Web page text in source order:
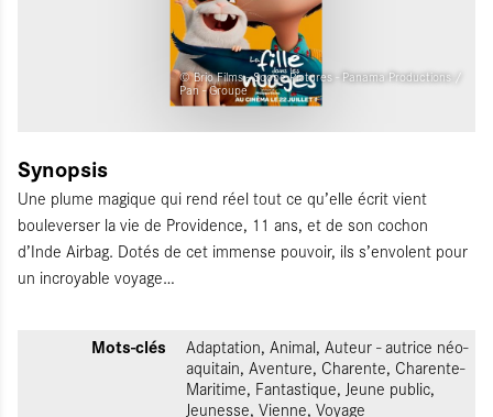
© Brio Films - Scope Pictures - Panama Productions /
Pan - Groupe
Synopsis
Une plume magique qui rend réel tout ce qu’elle écrit vient
bouleverser la vie de Providence, 11 ans, et de son cochon
d’Inde Airbag. Dotés de cet immense pouvoir, ils s’envolent pour
un incroyable voyage…
Mots-clés
Adaptation, Animal, Auteur - autrice néo-
aquitain, Aventure, Charente, Charente-
Maritime, Fantastique, Jeune public,
Jeunesse, Vienne, Voyage